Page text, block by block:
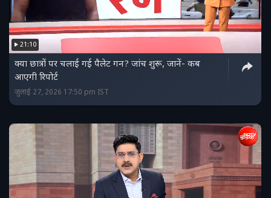
21:10
क्‍या छात्रों पर चलाई गई पैलेट गन? जांच शुरू, जानें- कब
आएगी रिपोर्ट
जुलाई 27, 2026 17:50 pm IST